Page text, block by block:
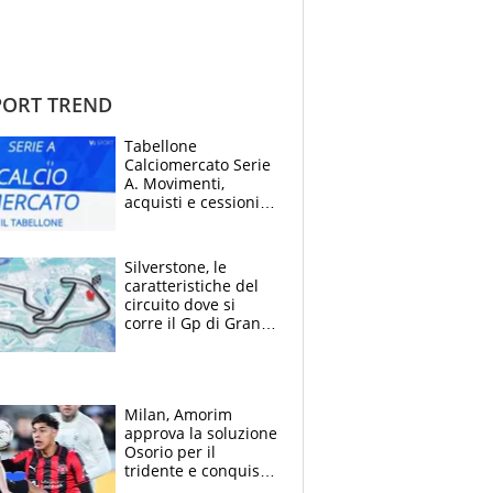
TREND
Tabellone
Calciomercato Serie
A. Movimenti,
acquisti e cessioni:
Silverstone, le
caratteristiche del
circuito dove si
corre il Gp di Gran
Milan, Amorim
approva la soluzione
Osorio per il
tridente e conquista